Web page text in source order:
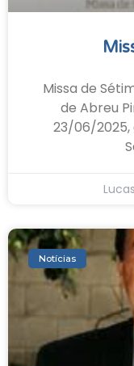
Missa de
de Abreu
23/06/2025,
Notícias